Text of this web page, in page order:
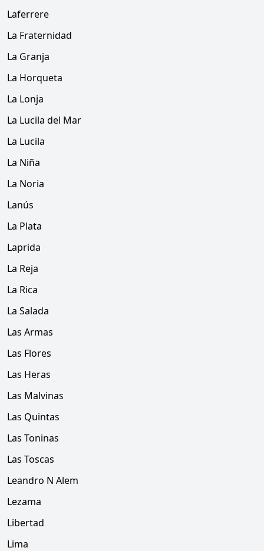
Laferrere
La Fraternidad
La Granja
La Horqueta
La Lonja
La Lucila del Mar
La Lucila
La Niña
La Noria
Lanús
La Plata
Laprida
La Reja
La Rica
La Salada
Las Armas
Las Flores
Las Heras
Las Malvinas
Las Quintas
Las Toninas
Las Toscas
Leandro N Alem
Lezama
Libertad
Lima